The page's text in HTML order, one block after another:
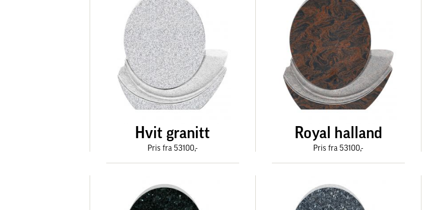
Hvit granitt
Pris fra 53100,-
Royal halland
Pris fra 53100,-